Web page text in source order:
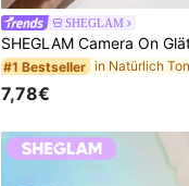
SHEGLAM
#1 Bestseller in Natürlich Ton
7,78€